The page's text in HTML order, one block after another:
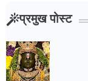
प्रमुख पोस्ट